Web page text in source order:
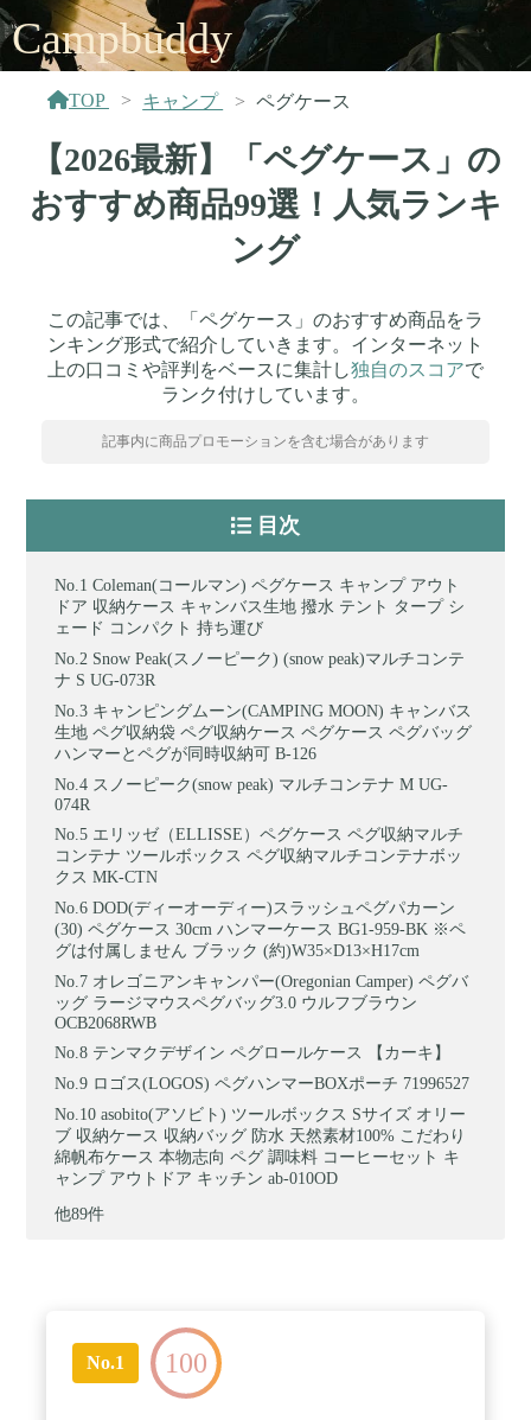
Campbuddy
TOP キャンプ ペグケース
【2026最新】「ペグケース」の
おすすめ商品99選！人気ランキ
ング
この記事では、「ペグケース」のおすすめ商品をラ
ンキング形式で紹介していきます。インターネット
上の口コミや評判をベースに集計し独自のスコアで
ランク付けしています。
記事内に商品プロモーションを含む場合があります
目次
Coleman(コールマン) ペグケース キャンプ アウト
ドア 収納ケース キャンバス生地 撥水 テント タープ シ
ェード コンパクト 持ち運び
Snow Peak(スノーピーク) (snow peak)マルチコンテ
ナ S UG-073R
キャンピングムーン(CAMPING MOON) キャンバス
生地 ペグ収納袋 ペグ収納ケース ペグケース ペグバッグ
ハンマーとペグが同時収納可 B-126
スノーピーク(snow peak) マルチコンテナ M UG-
074R
エリッゼ（ELLISSE）ペグケース ペグ収納マルチ
コンテナ ツールボックス ペグ収納マルチコンテナボッ
クス MK-CTN
DOD(ディーオーディー)スラッシュペグパカーン
(30) ペグケース 30cm ハンマーケース BG1-959-BK ※ペ
グは付属しません ブラック (約)W35×D13×H17cm
オレゴニアンキャンパー(Oregonian Camper) ペグバ
ッグ ラージマウスペグバッグ3.0 ウルフブラウン
OCB2068RWB
テンマクデザイン ペグロールケース 【カーキ】
ロゴス(LOGOS) ペグハンマーBOXポーチ 71996527
asobito(アソビト) ツールボックス Sサイズ オリー
ブ 収納ケース 収納バッグ 防水 天然素材100% こだわり
綿帆布ケース 本物志向 ペグ 調味料 コーヒーセット キ
ャンプ アウトドア キッチン ab-010OD
他89件
No.1 100